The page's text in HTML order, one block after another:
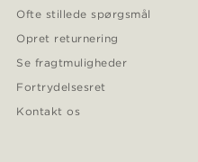
Ofte stillede spørgsmål
Opret returnering
Se fragtmuligheder
Fortrydelsesret
Kontakt os